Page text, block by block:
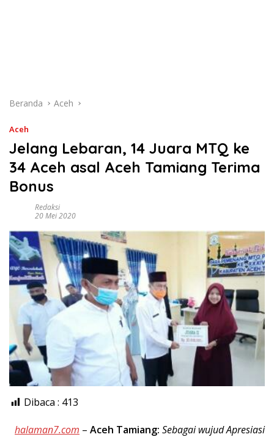
Beranda Aceh
Aceh
Jelang Lebaran, 14 Juara MTQ ke
34 Aceh asal Aceh Tamiang Terima
Bonus
Redaksi
20 Mei 2020
Dibaca : 413
halaman7.com – Aceh Tamiang: Sebagai wujud Apresiasi